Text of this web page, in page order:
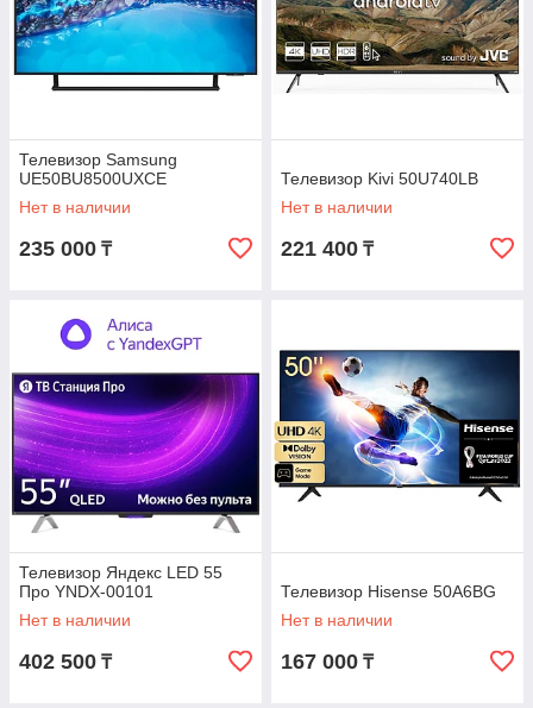
Телевизор Samsung
UE50BU8500UXCE
Нет в наличии
235 000 ₸
Телевизор Kivi 50U740LB
Нет в наличии
221 400 ₸
Телевизор Яндекс LED 55
Про YNDX-00101
Нет в наличии
402 500 ₸
Телевизор Hisense 50A6BG
Нет в наличии
167 000 ₸